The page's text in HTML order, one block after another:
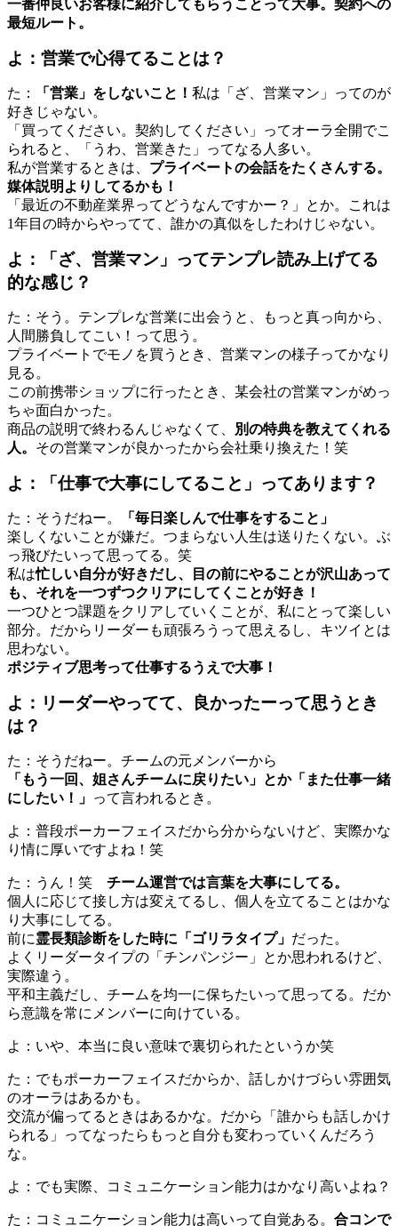
一番仲良いお客様に紹介してもらうことって大事。契約への
最短ルート。
よ：営業で心得てることは？
た： 「営業」をしないこと！ 私は「ざ、営業マン」ってのが
好きじゃない。
「買ってください。契約してください」ってオーラ全開でこ
られると、「うわ、営業きた」ってなる人多い。
私が営業するときは、 プライベートの会話をたくさんする。
媒体説明よりしてるかも！
「最近の不動産業界ってどうなんですかー？」とか。これは
1年目の時からやってて、誰かの真似をしたわけじゃない。
よ：「ざ、営業マン」ってテンプレ読み上げてる
的な感じ？
た：そう。テンプレな営業に出会うと、もっと真っ向から、
人間勝負してこい！って思う。
プライベートでモノを買うとき、営業マンの様子ってかなり
見る。
この前携帯ショップに行ったとき、某会社の営業マンがめっ
ちゃ面白かった。
商品の説明で終わるんじゃなくて、
別の特典を教えてくれる
人。 その営業マンが良かったから会社乗り換えた！笑
よ：「仕事で大事にしてること」ってあります？
た：そうだねー。
「毎日楽しんで仕事をすること」
楽しくないことが嫌だ。つまらない人生は送りたくない。ぶ
っ飛びたいって思ってる。笑
私は忙しい自分が好きだし、目の前にやることが沢山あって
も、それを一つずつクリアにしてくことが好き！
一つひとつ課題をクリアしていくことが、私にとって楽しい
部分。だからリーダーも頑張ろうって思えるし、キツイとは
思わない。
ポジティブ思考って仕事するうえで大事！
よ：リーダーやってて、良かったーって思うとき
は？
た：そうだねー。チームの元メンバーから
「もう一回、姐さんチームに戻りたい」とか「また仕事一緒
にしたい！」 って言われるとき。
よ：普段ポーカーフェイスだから分からないけど、実際かな
り情に厚いですよね！笑
た：うん！笑 チーム運営では言葉を大事にしてる。
個人に応じて接し方は変えてるし、個人を立てることはかな
り大事にしてる。
前に霊長類診断をした時に「ゴリラタイプ」 だった。
よくリーダータイプの「チンパンジー」とか思われるけど、
実際違う。
平和主義だし、チームを均一に保ちたいって思ってる。だか
ら意識を常にメンバーに向けている。
よ：いや、本当に良い意味で裏切られたというか笑
た：でもポーカーフェイスだからか、話しかけづらい雰囲気
のオーラはあるかも。
交流が偏ってるときはあるかな。だから「誰からも話しかけ
られる」ってなったらもっと自分も変わっていくんだろう
な。
よ：でも実際、コミュニケーション能力はかなり高いよね？
た：コミュニケーション能力は高いって自覚ある。 合コンで